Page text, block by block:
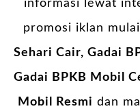
informasi lewat
promosi iklan
Sehari Cair, Gadai
Gadai BPKB Mobil
Mobil Resmi dan